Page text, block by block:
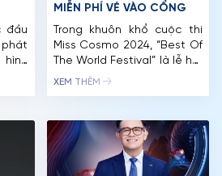
đầu
phát
hình
vé
là
MIỄN PHÍ VÉ VÀO CỔNG
Trong khuôn khổ cuộc thi
Miss Cosmo 2024, “Best Of
The World Festival” là lễ hội
tôn vinh sự đa dạng và
Gamuda Land đăng cai tổ
chức vào ngày 29/09/2024
tại Celadon City (Quận Tân
Phú, TP.HCM). Cùng với gần
XEM THÊM